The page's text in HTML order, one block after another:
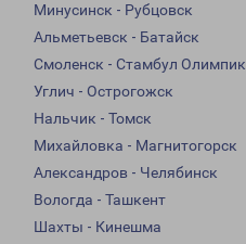
Минусинск - Рубцовск
Альметьевск - Батайск
Смоленск - Стамбул Олимпик
Углич - Острогожск
Нальчик - Томск
Михайловка - Магнитогорск
Александров - Челябинск
Вологда - Ташкент
Шахты - Кинешма